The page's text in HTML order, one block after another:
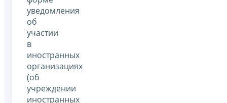
уведомления
об
участии
в
иностранных
организациях
(об
учреждении
иностранных